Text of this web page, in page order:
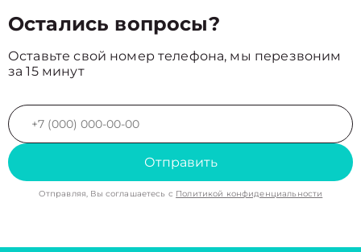
Остались вопросы?
Оставьте свой номер телефона, мы перезвоним
за 15 минут
Отправить
Отправляя, Вы соглашаетесь с Политикой конфиденциальности